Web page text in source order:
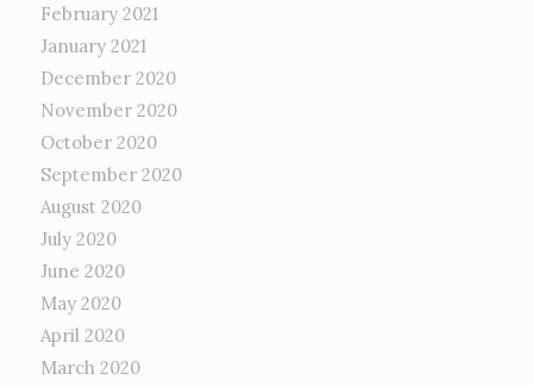
February 2021
January 2021
December 2020
November 2020
October 2020
September 2020
August 2020
July 2020
June 2020
May 2020
April 2020
March 2020